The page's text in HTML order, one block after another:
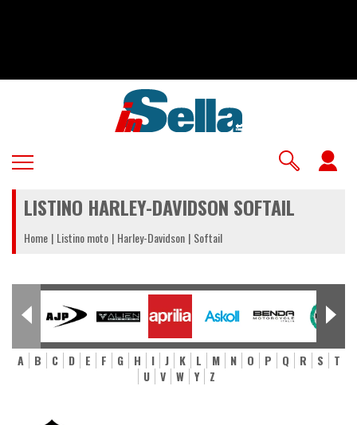
LISTINO HARLEY-DAVIDSON SOFTAIL
Home Listino moto Harley-Davidson Softail
A B C D E F G H I J K L M N O P Q R S
T
U
V W Y Z